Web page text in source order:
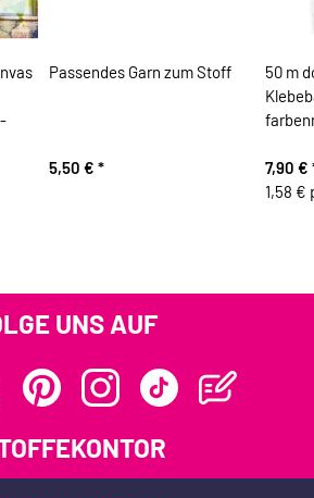
Passendes Garn zum Stoff
5,50 € *
50 m
7,90 €
1,58 €
UNS AUF